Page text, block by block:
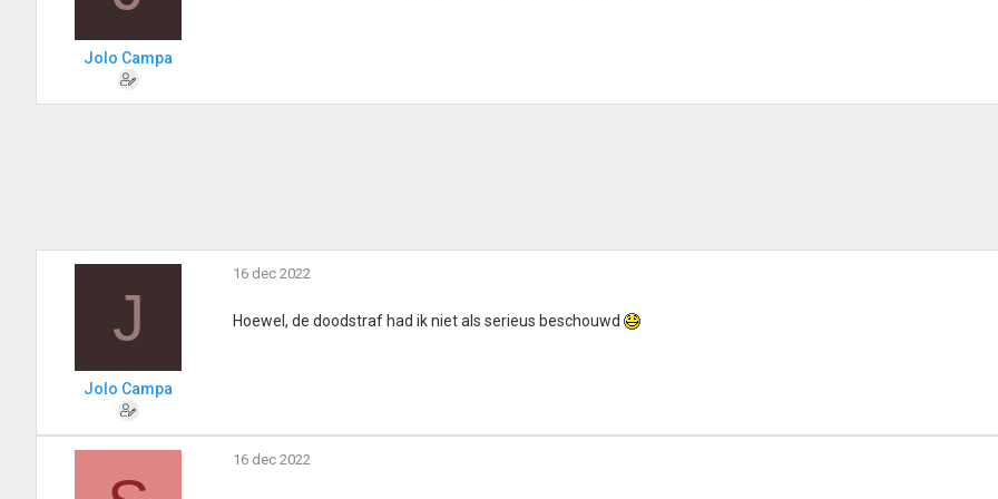
Jolo Campa
J
Jolo Campa
16 dec 2022
Hoewel, de doodstraf had ik niet als serieus beschouwd
16 dec 2022